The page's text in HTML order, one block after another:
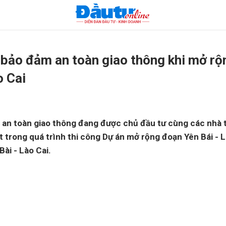
đảm an toàn giao thông khi mở
Cai
toàn giao thông đang được chủ đầu tư cùng các nhà
trong quá trình thi công Dự án mở rộng đoạn Yên Bái -
- Lào Cai.